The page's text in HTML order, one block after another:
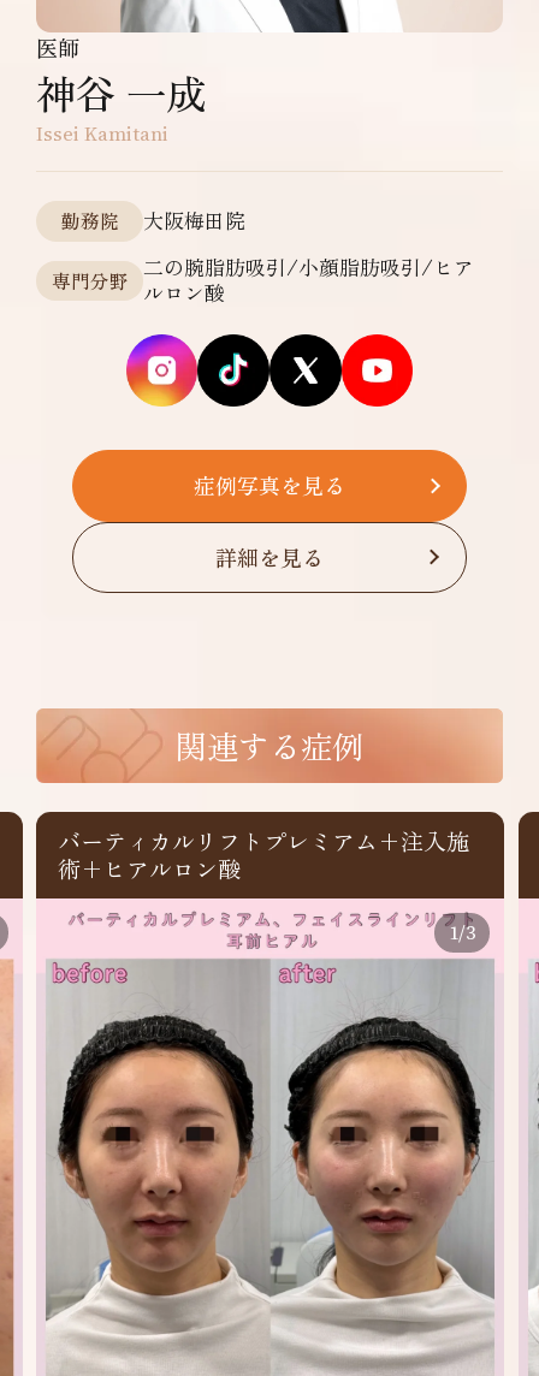
医師
神谷 一成
Issei Kamitani
勤務院 大阪梅田院
専門分野
二の腕脂肪吸引/小顔脂肪吸引/ヒア
ルロン酸
症例写真を見る
詳細を見る
関連する症例
バーティカルリフトプレミアム+注入施
術+ヒアルロン酸
1/3